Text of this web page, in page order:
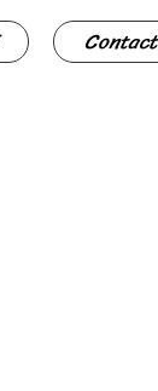
Contact